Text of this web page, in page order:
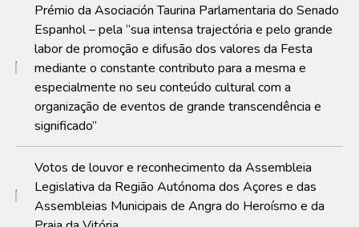
Prémio da Asociación Taurina Parlamentaria do Senado
Espanhol – pela “sua intensa trajectória e pelo grande
labor de promoção e difusão dos valores da Festa
mediante o constante contributo para a mesma e
especialmente no seu conteúdo cultural com a
organização de eventos de grande transcendência e
significado”
Votos de louvor e reconhecimento da Assembleia
Legislativa da Região Autónoma dos Açores e das
Assembleias Municipais de Angra do Heroísmo e da